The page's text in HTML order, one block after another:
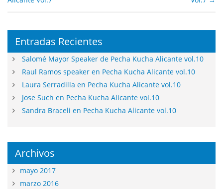
Entradas Recientes
Salomé Mayor Speaker de Pecha Kucha Alicante vol.10
Raul Ramos speaker en Pecha Kucha Alicante vol.10
Laura Serradilla en Pecha Kucha Alicante vol.10
Jose Such en Pecha Kucha Alicante vol.10
Sandra Braceli en Pecha Kucha Alicante vol.10
Archivos
mayo 2017
marzo 2016